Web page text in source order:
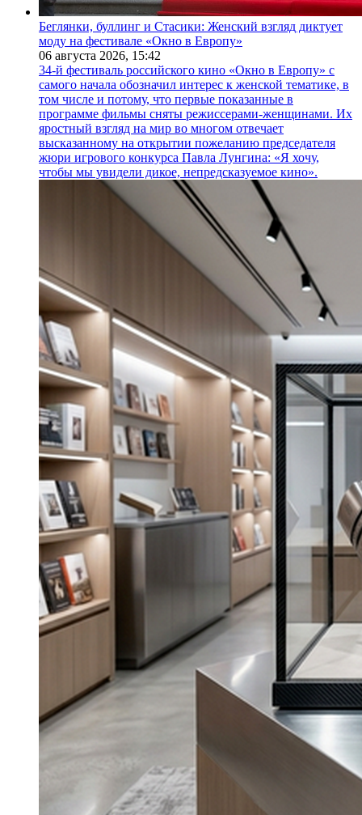
Беглянки, буллинг и Стасики: Женский взгляд диктует
моду на фестивале «Окно в Европу»
06 августа 2026, 15:42
34-й фестиваль российского кино «Окно в Европу» с
самого начала обозначил интерес к женской тематике, в
том числе и потому, что первые показанные в
программе фильмы сняты режиссерами-женщинами. Их
яростный взгляд на мир во многом отвечает
высказанному на открытии пожеланию председателя
жюри игрового конкурса Павла Лунгина: «Я хочу,
чтобы мы увидели дикое, непредсказуемое кино».